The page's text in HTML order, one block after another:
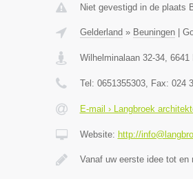
Niet gevestigd in de plaats
Gelderland » Beuningen|
Wilhelminalaan 32-34, 6641
Tel: 0651355303, Fax: 024
E-mail › Langbroek
Website: http://
Vanaf uw eerste idee tot